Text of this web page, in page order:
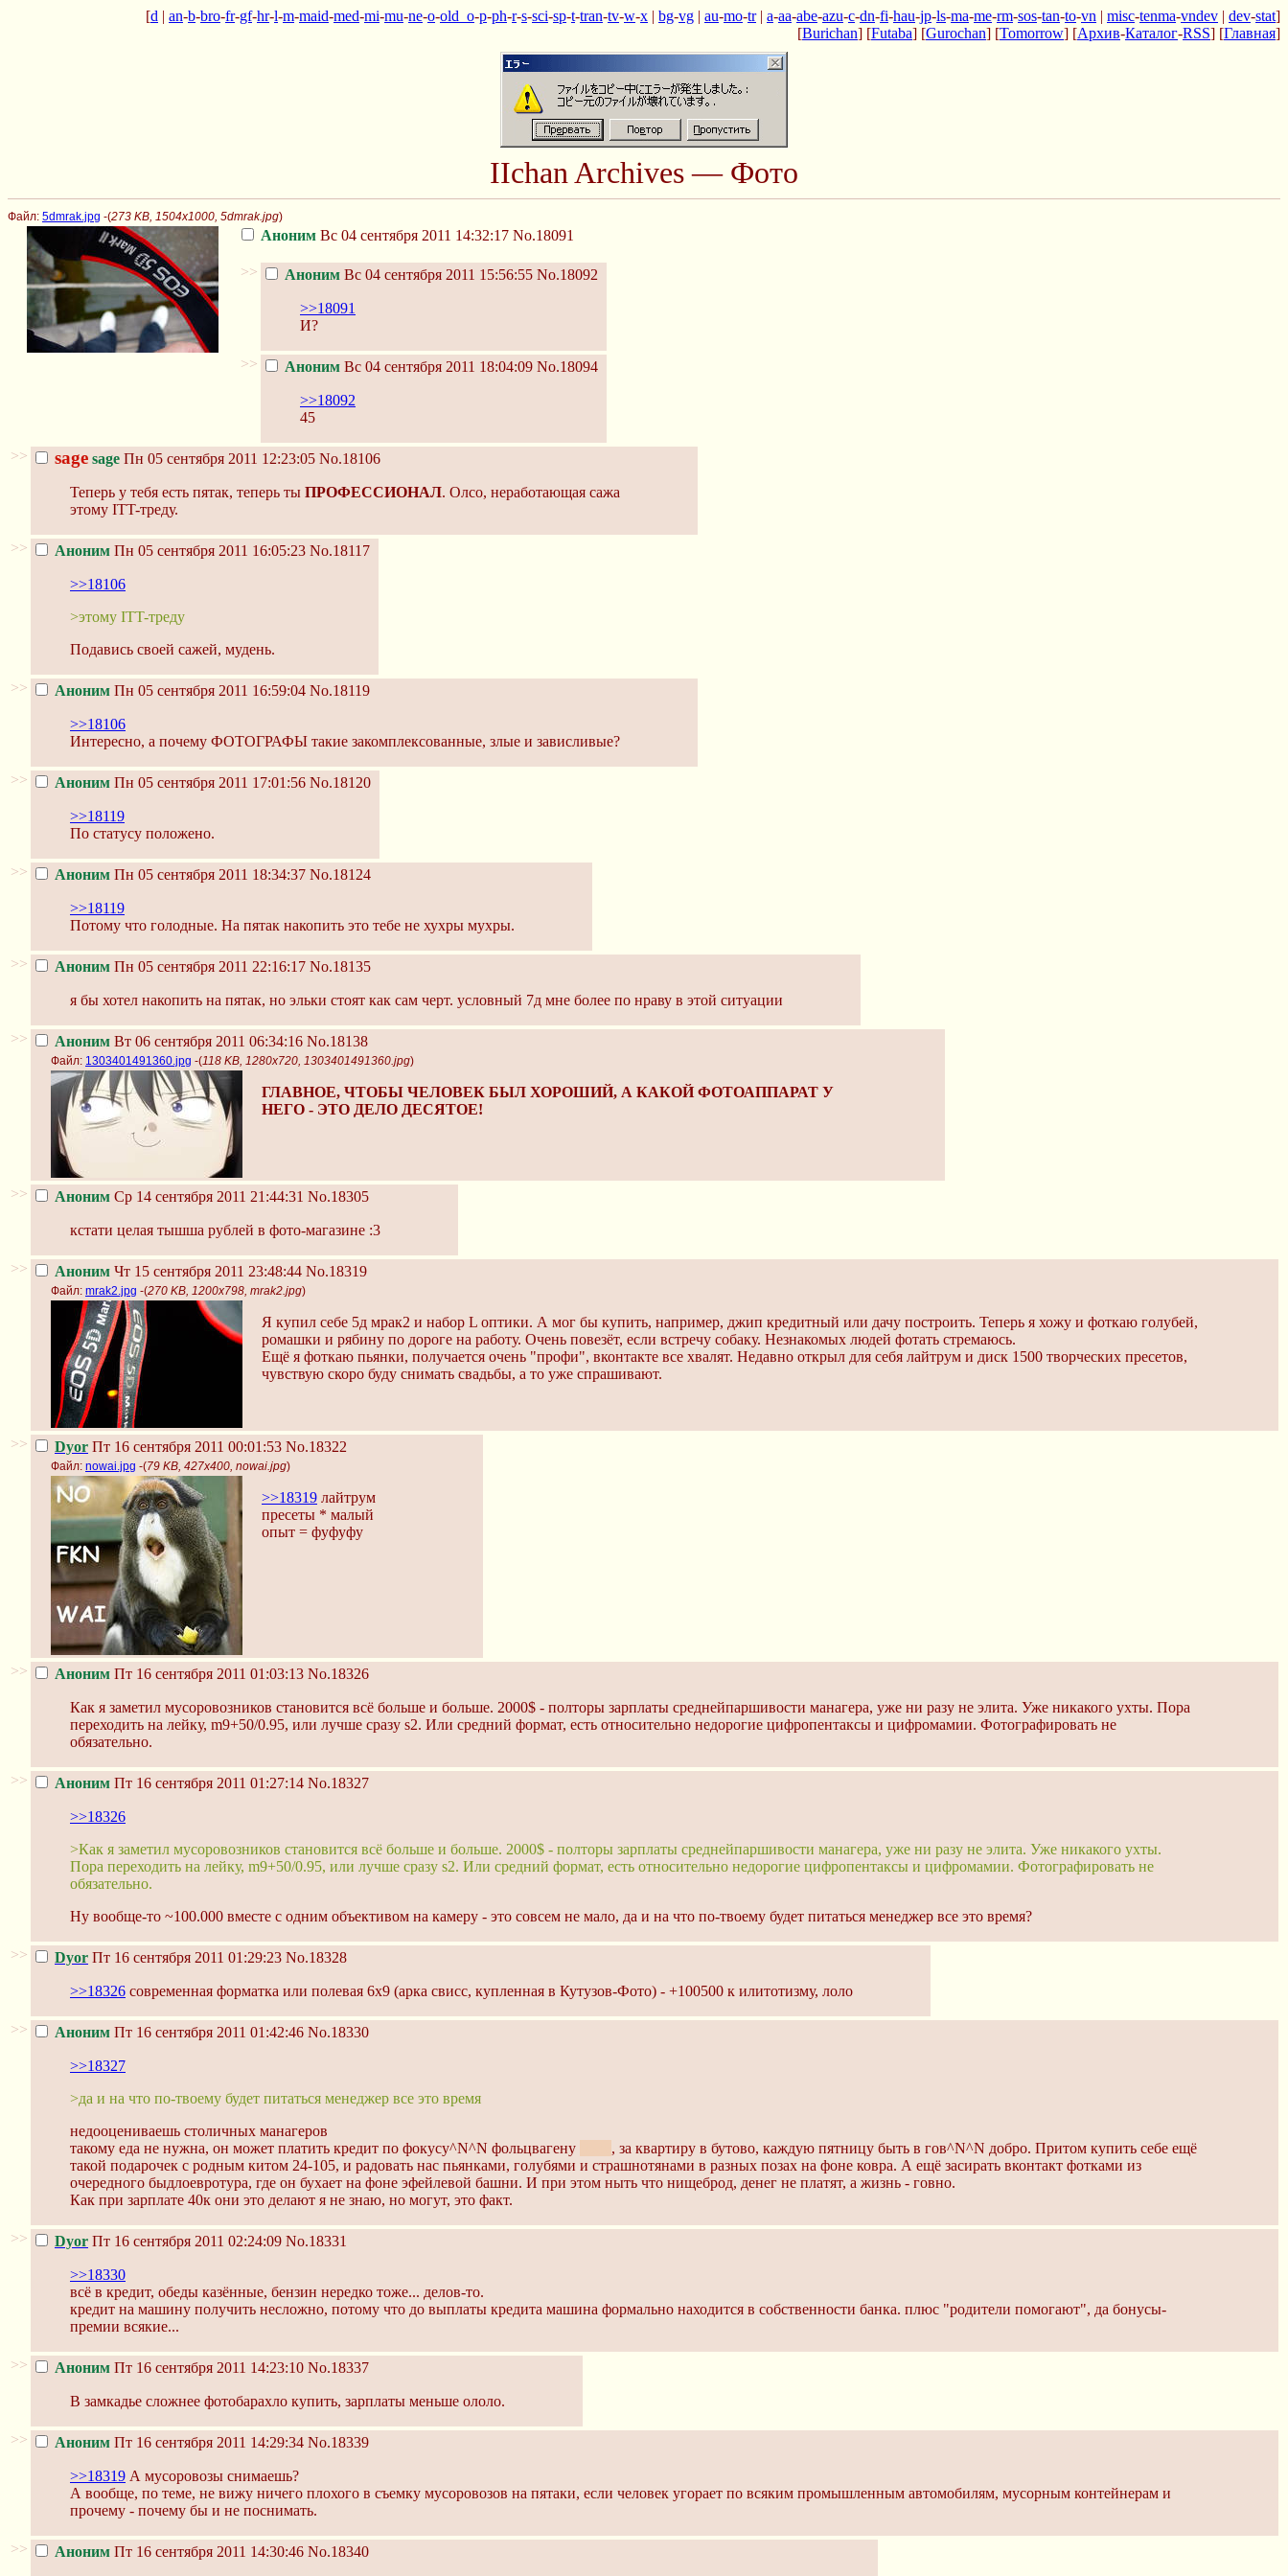
[d | an-b-bro-fr-gf-hr-l-m-maid-med-mi-mu-ne-o-old_o-p-ph-r-s-sci-sp-t-tran-tv-w-x | bg-vg | au-mo-tr| a-aa-abe-azu-c-dn-fi-hau-jp-ls-ma-me-rm-sos-tan-to-vn | misc-tenma-vndev | dev-stat]
[Burichan] [Futaba] [Gurochan] [Tomorrow] [Архив-Каталог-RSS] [Главная]
IIchan Archives — Фото
Файл: 5dmrak.jpg -(273 KB, 1504x1000, 5dmrak.jpg)
Аноним Вс 04 сентября 2011 14:32:17 No.18091
>> Аноним Вс 04 сентября 2011 15:56:55 No.18092
>>18091
И?
>> Аноним Вс 04 сентября 2011 18:04:09 No.18094
>>18092
45
>> sage sage Пн 05 сентября 2011 12:23:05 No.18106
Теперь у тебя есть пятак, теперь ты ПРОФЕССИОНАЛ. Олсо, неработающая сажа
этому ITT-треду.
>> Аноним Пн 05 сентября 2011 16:05:23 No.18117
>>18106
>этому ITT-треду
Подавись своей сажей, мудень.
>> Аноним Пн 05 сентября 2011 16:59:04 No.18119
>>18106
Интересно, а почему ФОТОГРАФЫ такие закомплексованные, злые и зависливые?
>> Аноним Пн 05 сентября 2011 17:01:56 No.18120
>>18119
По статусу положено.
>> Аноним Пн 05 сентября 2011 18:34:37 No.18124
>>18119
Потому что голодные. На пятак накопить это тебе не хухры мухры.
>> Аноним Пн 05 сентября 2011 22:16:17 No.18135
я бы хотел накопить на пятак, но эльки стоят как сам черт. условный 7д мне более по нраву в этой ситуации
>> Аноним Вт 06 сентября 2011 06:34:16 No.18138
Файл: 1303401491360.jpg -(118 KB, 1280x720, 1303401491360.jpg)
ГЛАВНОЕ, ЧТОБЫ ЧЕЛОВЕК БЫЛ ХОРОШИЙ, А КАКОЙ ФОТОАППАРАТ У
НЕГО - ЭТО ДЕЛО ДЕСЯТОЕ!
>> Аноним Ср 14 сентября 2011 21:44:31 No.18305
кстати целая тышша рублей в фото-магазине :3
>> Аноним Чт 15 сентября 2011 23:48:44 No.18319
Файл: mrak2.jpg -(270 KB, 1200x798, mrak2.jpg)
Я купил себе 5д мрак2 и набор L оптики. А мог бы купить, например, джип кредитный или дачу построить. Теперь я хожу и фоткаю голубей,
ромашки и рябину по дороге на работу. Очень повезёт, если встречу собаку. Незнакомых людей фотать стремаюсь.
Ещё я фоткаю пьянки, получается очень "профи", вконтакте все хвалят. Недавно открыл для себя лайтрум и диск 1500 творческих пресетов,
чувствую скоро буду снимать свадьбы, а то уже спрашивают.
>> Dyor Пт 16 сентября 2011 00:01:53 No.18322
Файл: nowai.jpg -(79 KB, 427x400, nowai.jpg)
>>18319 лайтрум
пресеты * малый
опыт = фуфуфу
>> Аноним Пт 16 сентября 2011 01:03:13 No.18326
Как я заметил мусоровозников становится всё больше и больше. 2000$ - полторы зарплаты среднейпаршивости манагера, уже ни разу не элита. Уже никакого ухты. Пора
переходить на лейку, m9+50/0.95, или лучше сразу s2. Или средний формат, есть относительно недорогие цифропентаксы и цифромамии. Фотографировать не
обязательно.
>> Аноним Пт 16 сентября 2011 01:27:14 No.18327
>>18326
>Как я заметил мусоровозников становится всё больше и больше. 2000$ - полторы зарплаты среднейпаршивости манагера, уже ни разу не элита. Уже никакого ухты.
Пора переходить на лейку, m9+50/0.95, или лучше сразу s2. Или средний формат, есть относительно недорогие цифропентаксы и цифромамии. Фотографировать не
обязательно.
Ну вообще-то ~100.000 вместе с одним объективом на камеру - это совсем не мало, да и на что по-твоему будет питаться менеджер все это время?
>> Dyor Пт 16 сентября 2011 01:29:23 No.18328
>>18326 современная форматка или полевая 6х9 (арка свисс, купленная в Кутузов-Фото) - +100500 к илитотизму, лоло
>> Аноним Пт 16 сентября 2011 01:42:46 No.18330
>>18327
>да и на что по-твоему будет питаться менеджер все это время
недооцениваешь столичных манагеров
такому еда не нужна, он может платить кредит по фокусу^N^N фольцвагену
, за квартиру в бутово, каждую пятницу быть в гов^N^N добро. Притом купить себе ещё
такой подарочек с родным китом 24-105, и радовать нас пьянками, голубями и страшнотянами в разных позах на фоне ковра. А ещё засирать вконтакт фотками из
очередного быдлоевротура, где он бухает на фоне эфейлевой башни. И при этом ныть что нищеброд, денег не платят, а жизнь - гoвнo.
Как при зарплате 40к они это делают я не знаю, но могут, это факт.
>> Dyor Пт 16 сентября 2011 02:24:09 No.18331
>>18330
всё в кредит, обеды казённые, бензин нередко тоже... делов-то.
кредит на машину получить несложно, потому что до выплаты кредита машина формально находится в собственности банка. плюс "родители помогают", да бонусы-
премии всякие...
>> Аноним Пт 16 сентября 2011 14:23:10 No.18337
В замкадье сложнее фотобарахло купить, зарплаты меньше ололо.
>> Аноним Пт 16 сентября 2011 14:29:34 No.18339
>>18319 А мусоровозы снимаешь?
А вообще, по теме, не вижу ничего плохого в съемку мусоровозов на пятаки, если человек угорает по всяким промышленным автомобилям, мусорным контейнерам и
прочему - почему бы и не поснимать.
>> Аноним Пт 16 сентября 2011 14:30:46 No.18340